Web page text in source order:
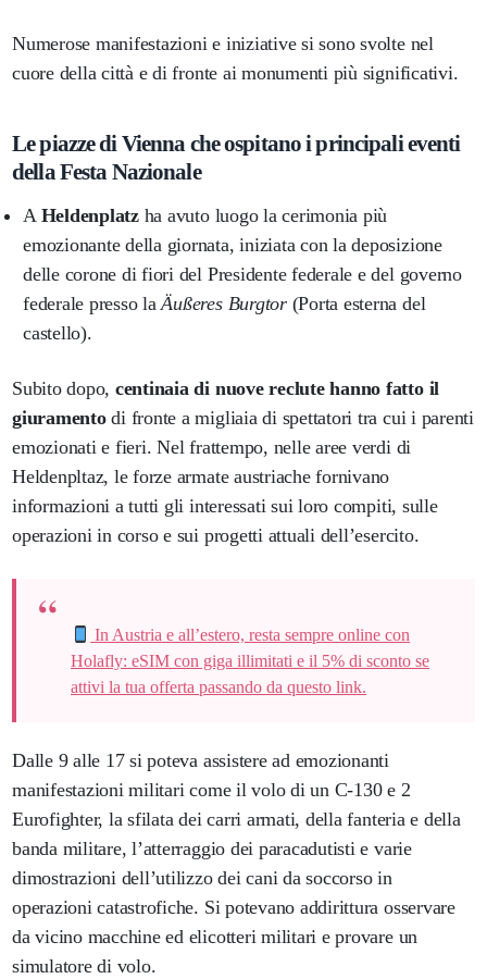
Numerose manifestazioni e iniziative si sono svolte nel
cuore della città e di fronte ai monumenti più significativi.
Le piazze di Vienna che ospitano i principali eventi
della Festa Nazionale
A Heldenplatzha avuto luogo la cerimonia più
emozionante della giornata, iniziata con la deposizione
delle corone di fiori del Presidente federale e del governo
federale presso laÄußeres Burgtor(Porta esterna del
castello).
Subito dopo, centinaia di nuove reclute hanno fatto il
giuramentodi fronte a migliaia di spettatori tra cui i parenti
emozionati e fieri. Nel frattempo, nelle aree verdi di
Heldenpltaz, le forze armate austriache fornivano
informazioni a tutti gli interessati sui loro compiti, sulle
operazioni in corso e sui progetti attuali dell’esercito.
In Austria e all’estero, resta sempre online con
Holafly: eSIM con giga illimitati e il 5% di sconto se
attivi la tua offerta passando da questo link.
Dalle 9 alle 17 si poteva assistere ad emozionanti
manifestazioni militari come il volo di un C-130 e 2
Eurofighter, la sfilata dei carri armati, della fanteria e della
banda militare, l’atterraggio dei paracadutisti e varie
dimostrazioni dell’utilizzo dei cani da soccorso in
operazioni catastrofiche. Si potevano addirittura osservare
da vicino macchine ed elicotteri militari e provare un
simulatore di volo.